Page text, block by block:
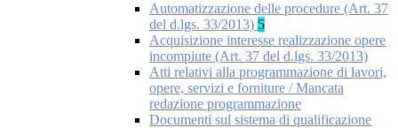
Automatizzazione delle procedure (Art. 37
del d.lgs. 33/2013) 5
Acquisizione interesse realizzazione opere
incompiute (Art. 37 del d.lgs. 33/2013)
Atti relativi alla programmazione di lavori,
opere, servizi e forniture / Mancata
redazione programmazione
Documenti sul sistema di qualificazione